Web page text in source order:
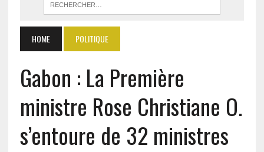
HOME POLITIQUE
Gabon : La Première
ministre Rose Christiane O.
s’entoure de 32 ministres